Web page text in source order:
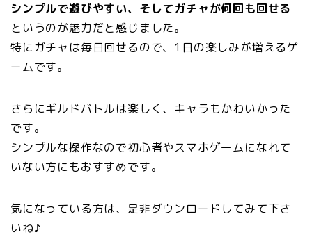
シンプルで遊びやすい、そしてガチャが何回も回せる
というのが魅力だと感じました。
特にガチャは毎日回せるので、1日の楽しみが増えるゲ
ームです。
さらにギルドバトルは楽しく、キャラもかわいかった
です。
シンプルな操作なので初心者やスマホゲームになれて
いない方にもおすすめです。
気になっている方は、是非ダウンロードしてみて下さ
いね♪